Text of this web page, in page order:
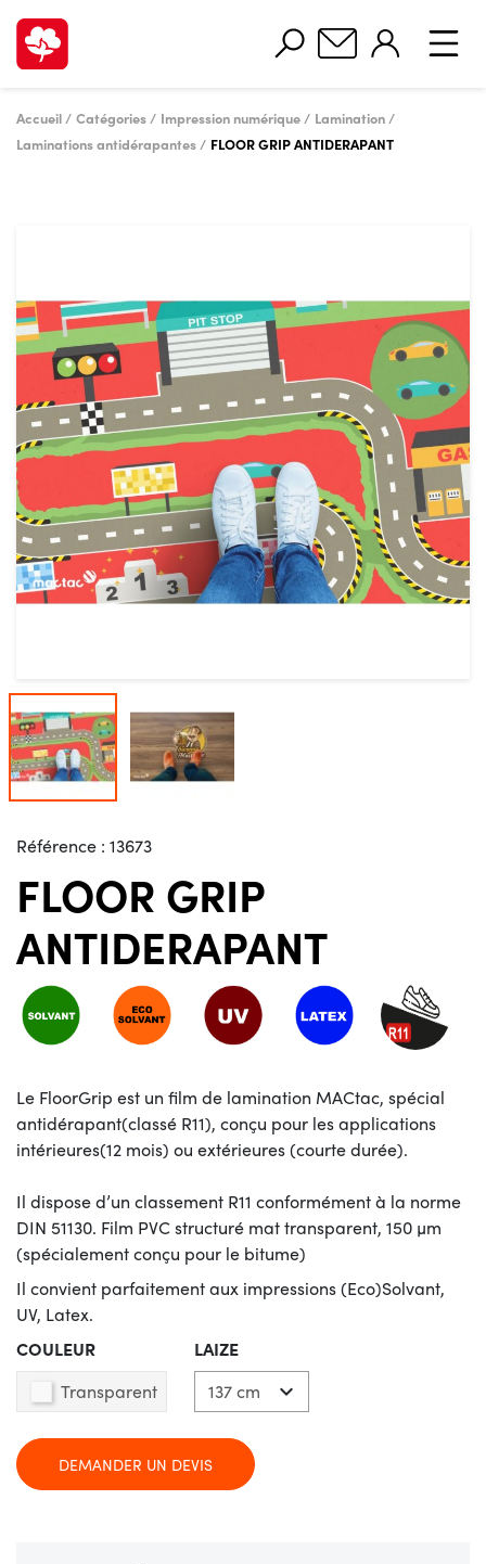
Accueil Catégories Impression numérique
Lamination
Laminations antidérapantes
FLOOR GRIP ANTIDERAPANT
Référence : 13673
FLOOR GRIP
ANTIDERAPANT
Le FloorGrip est un film de lamination MACtac, spécial
antidérapant(classé R11), conçu pour les applications
intérieures(12 mois) ou extérieures (courte durée).
Il dispose d’un classement R11 conformément à la norme
DIN 51130. Film PVC structuré mat transparent, 150 µm
(spécialement conçu pour le bitume)
Il convient parfaitement aux impressions (Eco)Solvant,
UV, Latex.
COULEUR
Transparent
LAIZE

DEMANDER UN DEVIS